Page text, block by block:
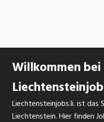
Willkommen bei
Liechtensteinjobs.li. ist das
Liechtenstein. Hier finden